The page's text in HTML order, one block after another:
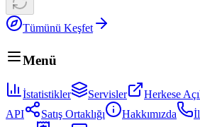
Tümünü Keşfet
Menü
İstatistikler Servisler
Herkese
API
Satış Ortaklığı Hakkımızda